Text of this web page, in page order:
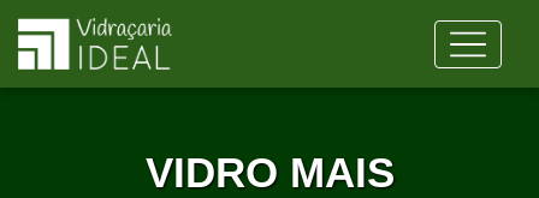
VIDRO MAIS